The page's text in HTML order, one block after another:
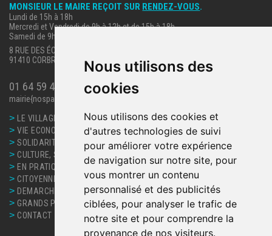
Nous utilisons des
cookies
Nous utilisons des cookies et
d'autres technologies de suivi
pour améliorer votre expérience
de navigation sur notre site, pour
vous montrer un contenu
personnalisé et des publicités
ciblées, pour analyser le trafic de
notre site et pour comprendre la
provenance de nos visiteurs.
MONSIEUR LE MAIRE REÇOIT SUR RENDEZ-VOUS.
Lundi de 15h à 18h
Mercredi et Vendredi de 9h à 12h et de 15h à 18h
Samedi de 9h à 12h.
8 RUE DES ÉCOLES
91410 CORBREUSE
01 64 59 40 63
mairie{nospam}corbreuse.fr
> LE VILLAGE
>VIE ECONOMIQUE
>SOLIDARITE, SANTE
> CULTURE, SPORT ET LOISIRS
> EN PRATIQUE
> CITOYENNETE
> DEMARCHES ET SERVICES
> GRANDS PROJETS
> CONTACT